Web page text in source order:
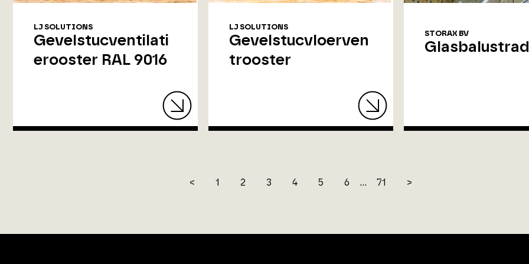
LJ SOLUTIONS
Gevelstucventilati
erooster RAL 9016
LJ SOLUTIONS
Gevelstucvloerven
trooster
STORAX BV
< 1 2 3 4 5 6 ... 71 >